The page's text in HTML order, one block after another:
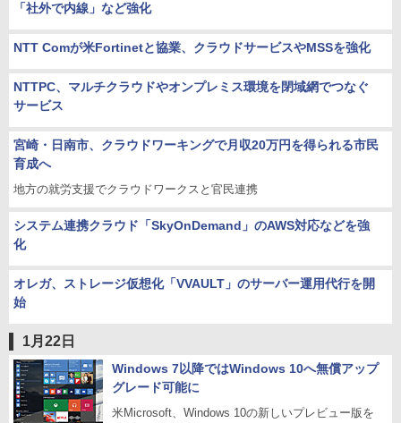
「社外で内線」など強化
NTT Comが米Fortinetと協業、クラウドサービスやMSSを強化
NTTPC、マルチクラウドやオンプレミス環境を閉域網でつなぐ
サービス
宮崎・日南市、クラウドワーキングで月収20万円を得られる市民
育成へ
地方の就労支援でクラウドワークスと官民連携
システム連携クラウド「SkyOnDemand」のAWS対応などを強
化
オレガ、ストレージ仮想化「VVAULT」のサーバー運用代行を開
始
1月22日
Windows 7以降ではWindows 10へ無償アップ
グレード可能に
米Microsoft、Windows 10の新しいプレビュー版を